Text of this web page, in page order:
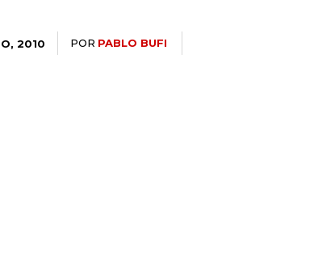
2010 POR PABLO BUFI